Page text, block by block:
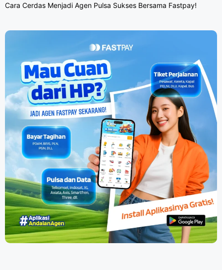
Cara Cerdas Menjadi Agen Pulsa Sukses Bersama Fastpay!